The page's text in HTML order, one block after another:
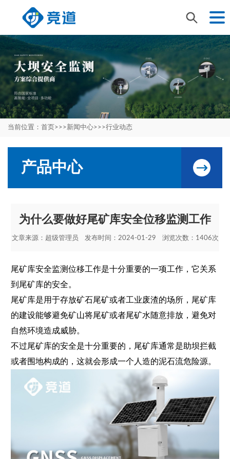
当前位置： 首页 >>>新闻中心>>>行业动态
产品中心
为什么要做好尾矿库安全位移监测工作
文章来源： 超级管理员 发布时间：2024-01-29 浏览次数：1406次
尾矿库安全监测位移工作是十分重要的一项工作，它关系
到尾矿库的安全。
尾矿库是用于存放矿石尾矿或者工业废渣的场所，尾矿库
的建设能够避免矿山将尾矿或者尾矿水随意排放，避免对
自然环境造成威胁。
不过尾矿库的安全是十分重要的，尾矿库通常是助坝拦截
或者围地构成的，这就会形成一个人造的泥石流危险源。